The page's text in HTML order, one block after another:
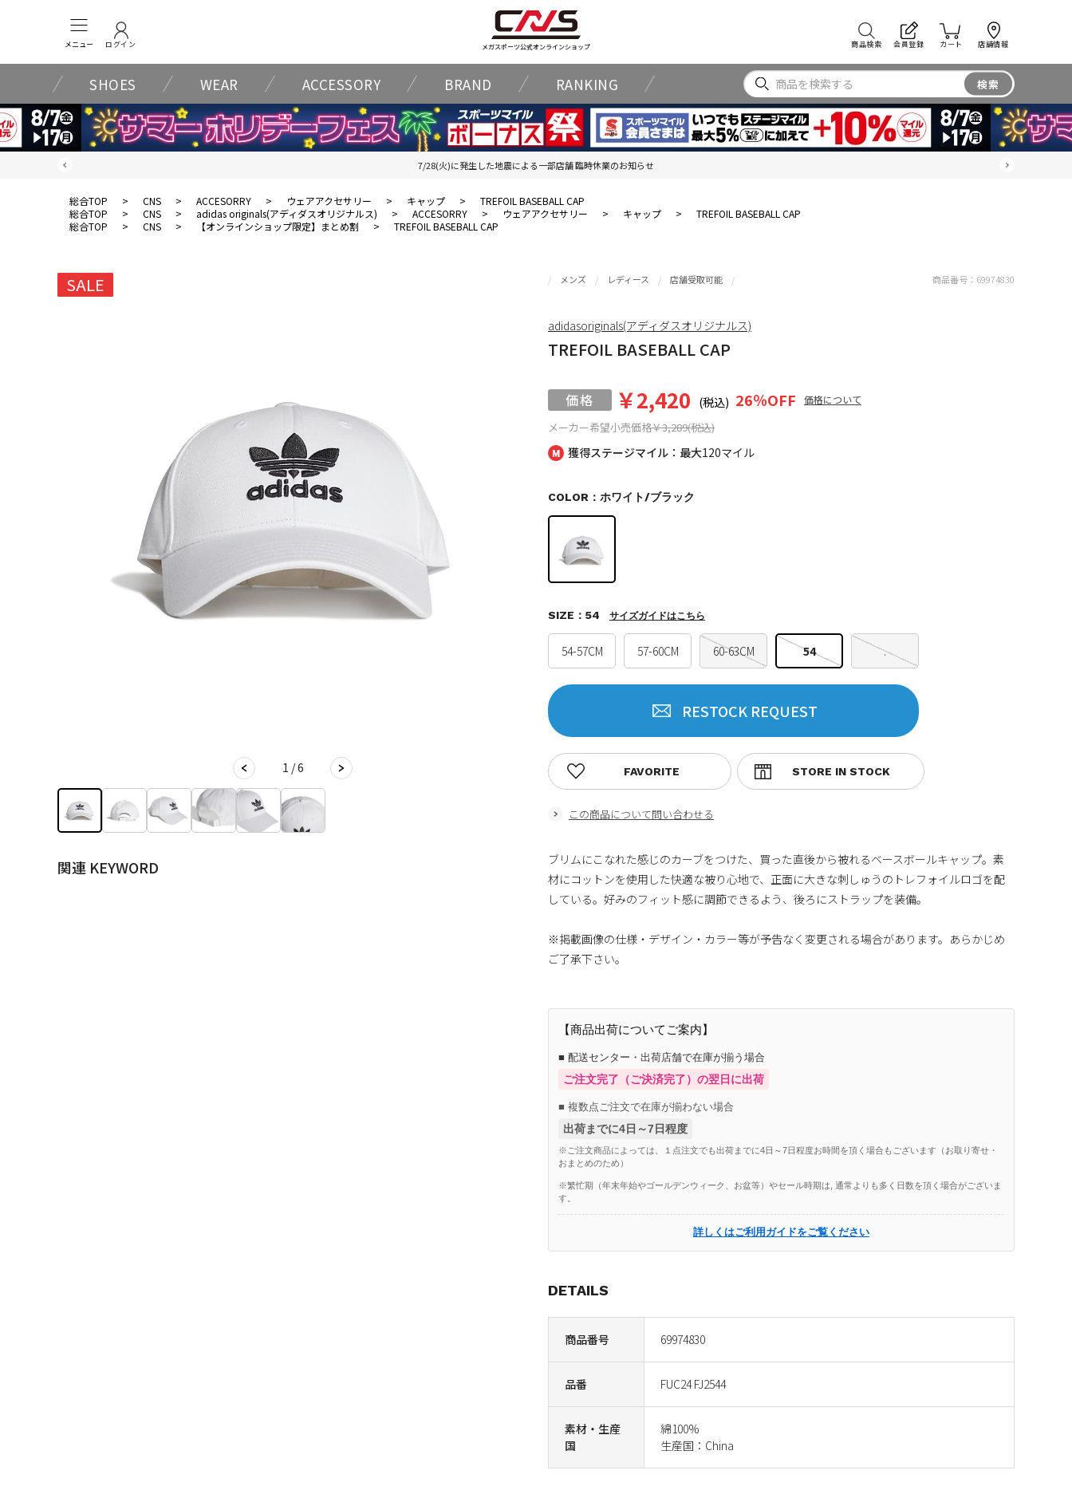
メニュー ログイン メガスポーツ公式オンラインショップ 商品検索 会員登録 カート 店舗情報
SHOES WEAR ACCESSORY BRAND RANKING 検索
7/28(火)に発生した地震による一部店舗 臨時休業のお知らせ
総合TOP > CNS > ACCESORRY > ウェアアクセサリー > キャップ >
TREFOIL BASEBALL CAP
総合TOP
> CNS > adidas originals(アディダスオリジナルス) > ACCESORRY > ウェアアクセサリー > キャップ >
TREFOIL BASEBALL CAP
総合TOP
> CNS > 【オンラインショップ限定】まとめ割 > TREFOIL BASEBALL CAP
SALE
1 / 6
関連 KEYWORD
獲得ステージマイル：最大120マイル
メンズ レディース 店舗受取可能
TREFOIL BASEBALL CAP
メーカー希望小売価格￥3,289(税込)
￥2,420 (税込) 26％OFF 価格について
商品番号 69974830
品番 FUC24 FJ2544
素材・生産
国
綿100%
生産国：China
COLOR：ホワイト/ブラック
54-57CM 57-60CM 60-63CM 54 .
SIZE：54 サイズガイドはこちら
RESTOCK REQUEST
この商品について問い合わせる
FAVORITE
商品番号： 69974830
adidasoriginals(アディダスオリジナルス)
ブリムにこなれた感じのカーブをつけた、買った直後から被れるベースボールキャップ。素
材にコットンを使用した快適な被り心地で、正面に大きな刺しゅうのトレフォイルロゴを配
している。好みのフィット感に調節できるよう、後ろにストラップを装備。
※掲載画像の仕様・デザイン・カラー等が予告なく変更される場合があります。あらかじめ
ご了承下さい。
【商品出荷についてご案内】
■ 配送センター・出荷店舗で在庫が揃う場合
ご注文完了（ご決済完了）の翌日に出荷
■ 複数点ご注文で在庫が揃わない場合
出荷までに4日～7日程度
※ご注文商品によっては、１点注文でも出荷までに4日～7日程度お時間を頂く場合もございます（お取り寄せ・
おまとめのため）
※繁忙期（年末年始やゴールデンウィーク、お盆等）やセール時期は, 通常よりも多く日数を頂く場合がございま
す。
詳しくはご利用ガイドをご覧ください
DETAILS